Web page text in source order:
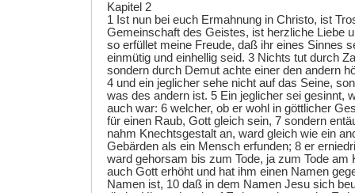
Kapitel 2
1 Ist nun bei euch Ermahnung in Christo, ist
Gemeinschaft des Geistes, ist herzliche Liebe
so erfüllet meine Freude, daß ihr eines Sinnes
einmütig und einhellig seid. 3 Nichts tut durch
sondern durch Demut achte einer den andern
4 und ein jeglicher sehe nicht auf das Seine,
was des andern ist. 5 Ein jeglicher sei gesinnt,
auch war: 6 welcher, ob er wohl in göttlicher
für einen Raub, Gott gleich sein, 7 sondern
nahm Knechtsgestalt an, ward gleich wie ein
Gebärden als ein Mensch erfunden; 8 er
ward gehorsam bis zum Tode, ja zum Tode am
auch Gott erhöht und hat ihm einen Namen
Namen ist, 10 daß in dem Namen Jesu sich